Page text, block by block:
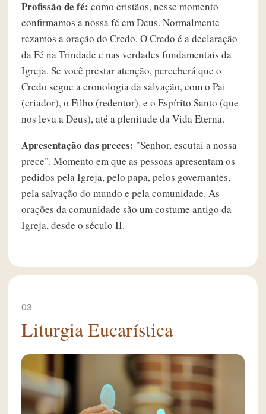
Profissão de fé: como cristãos, nesse momento
confirmamos a nossa fé em Deus. Normalmente
rezamos a oração do Credo. O Credo é a declaração
da Fé na Trindade e nas verdades fundamentais da
Igreja. Se você prestar atenção, perceberá que o
Credo segue a cronologia da salvação, com o Pai
(criador), o Filho (redentor), e o Espírito Santo (que
nos leva a Deus), até a plenitude da Vida Eterna.
Apresentação das preces: "Senhor, escutai a nossa
prece". Momento em que as pessoas apresentam os
pedidos pela Igreja, pelo papa, pelos governantes,
pela salvação do mundo e pela comunidade. As
orações da comunidade são um costume antigo da
Igreja, desde o século II.
03
Liturgia Eucarística